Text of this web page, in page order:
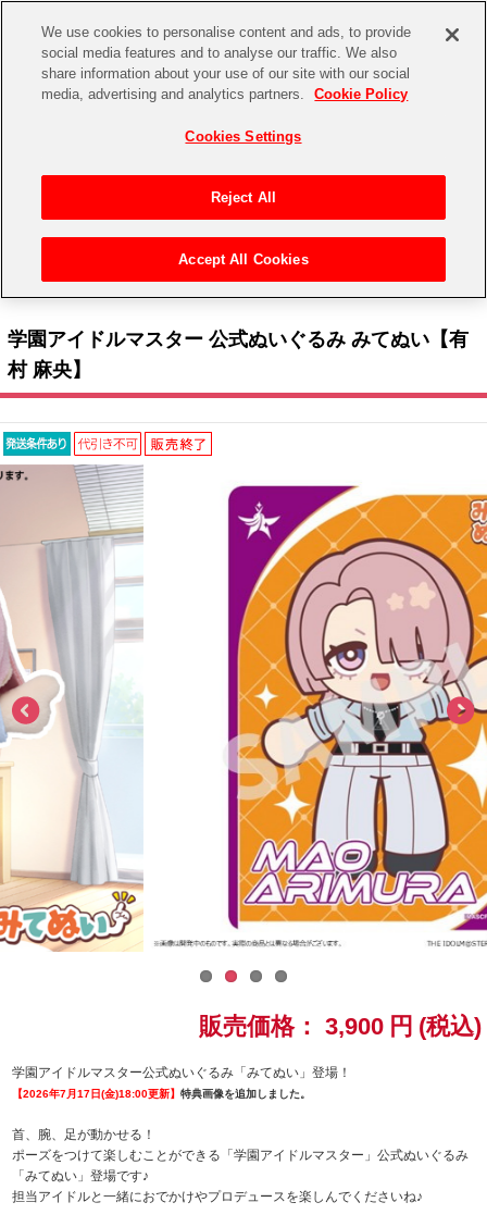
CHANNEL STORE EVENT
ゲーム
EVENT
ASOBI TICKET ASOBI STAGE
プレミアム会員とは
アイドルマスターシリーズ
アイドルマスター
アイドルマスター SideM
アイドルマスター シャイニーカラーズ
学園アイドルマスター
プロジェクトアイマス ヴイアライヴ
テイルズ オブ シリーズ
電音部
鉄拳
太鼓の達人
ACE COMBAT
パックマン
ナムコクラシック
スサノオマジック
ラブライブ！シリーズ
ラブライブ！サンシャイン‼
イベントグッズ
トイ・ホビー
アイドルマスター シリーズ>学園アイドルマスター
学園アイドルマスター 公式ぬいぐるみ みてぬい【有
村 麻央】
販売価格： 3,900 円 (税込)
学園アイドルマスター公式ぬいぐるみ「みてぬい」登場！
【2026年7月17日(金)18:00更新】特典画像を追加しました。
首、腕、足が動かせる！
ポーズをつけて楽しむことができる「学園アイドルマスター」公式ぬいぐるみ
「みてぬい」登場です♪
担当アイドルと一緒におでかけやプロデュースを楽しんでくださいね♪
We use cookies to personalise content and ads, to provide
social media features and to analyse our traffic. We also
share information about your use of our site with our social
media, advertising and analytics partners.
Cookie Policy
Cookies Settings
Reject All
Accept All Cookies